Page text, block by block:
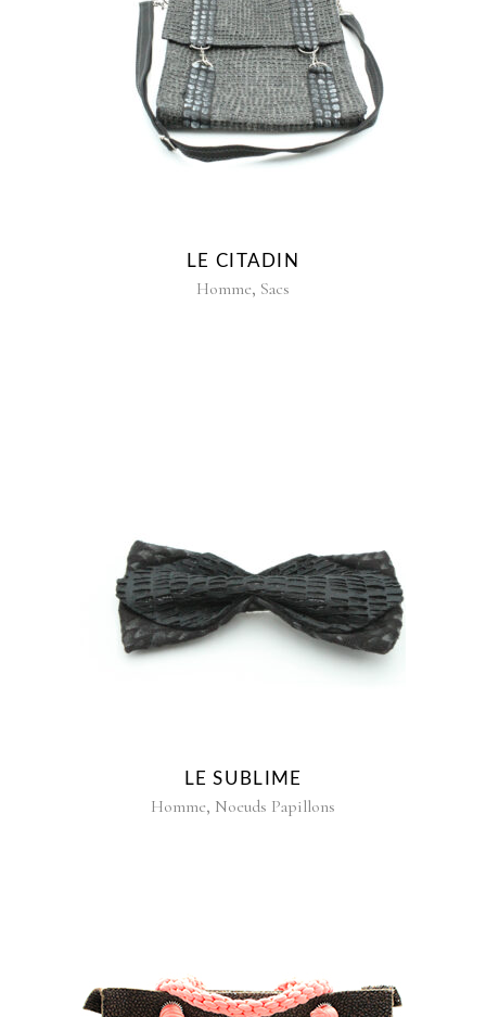
LE CITADIN
Homme, Sacs
LE SUBLIME
Homme, Noeuds Papillons